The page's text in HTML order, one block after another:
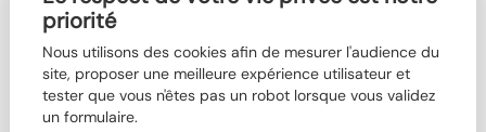
priorité
Nous utilisons des cookies afin de mesurer l'audience du
site, proposer une meilleure expérience utilisateur et
tester que vous n'êtes pas un robot lorsque vous validez
un formulaire.
Qui sommes-nous ?